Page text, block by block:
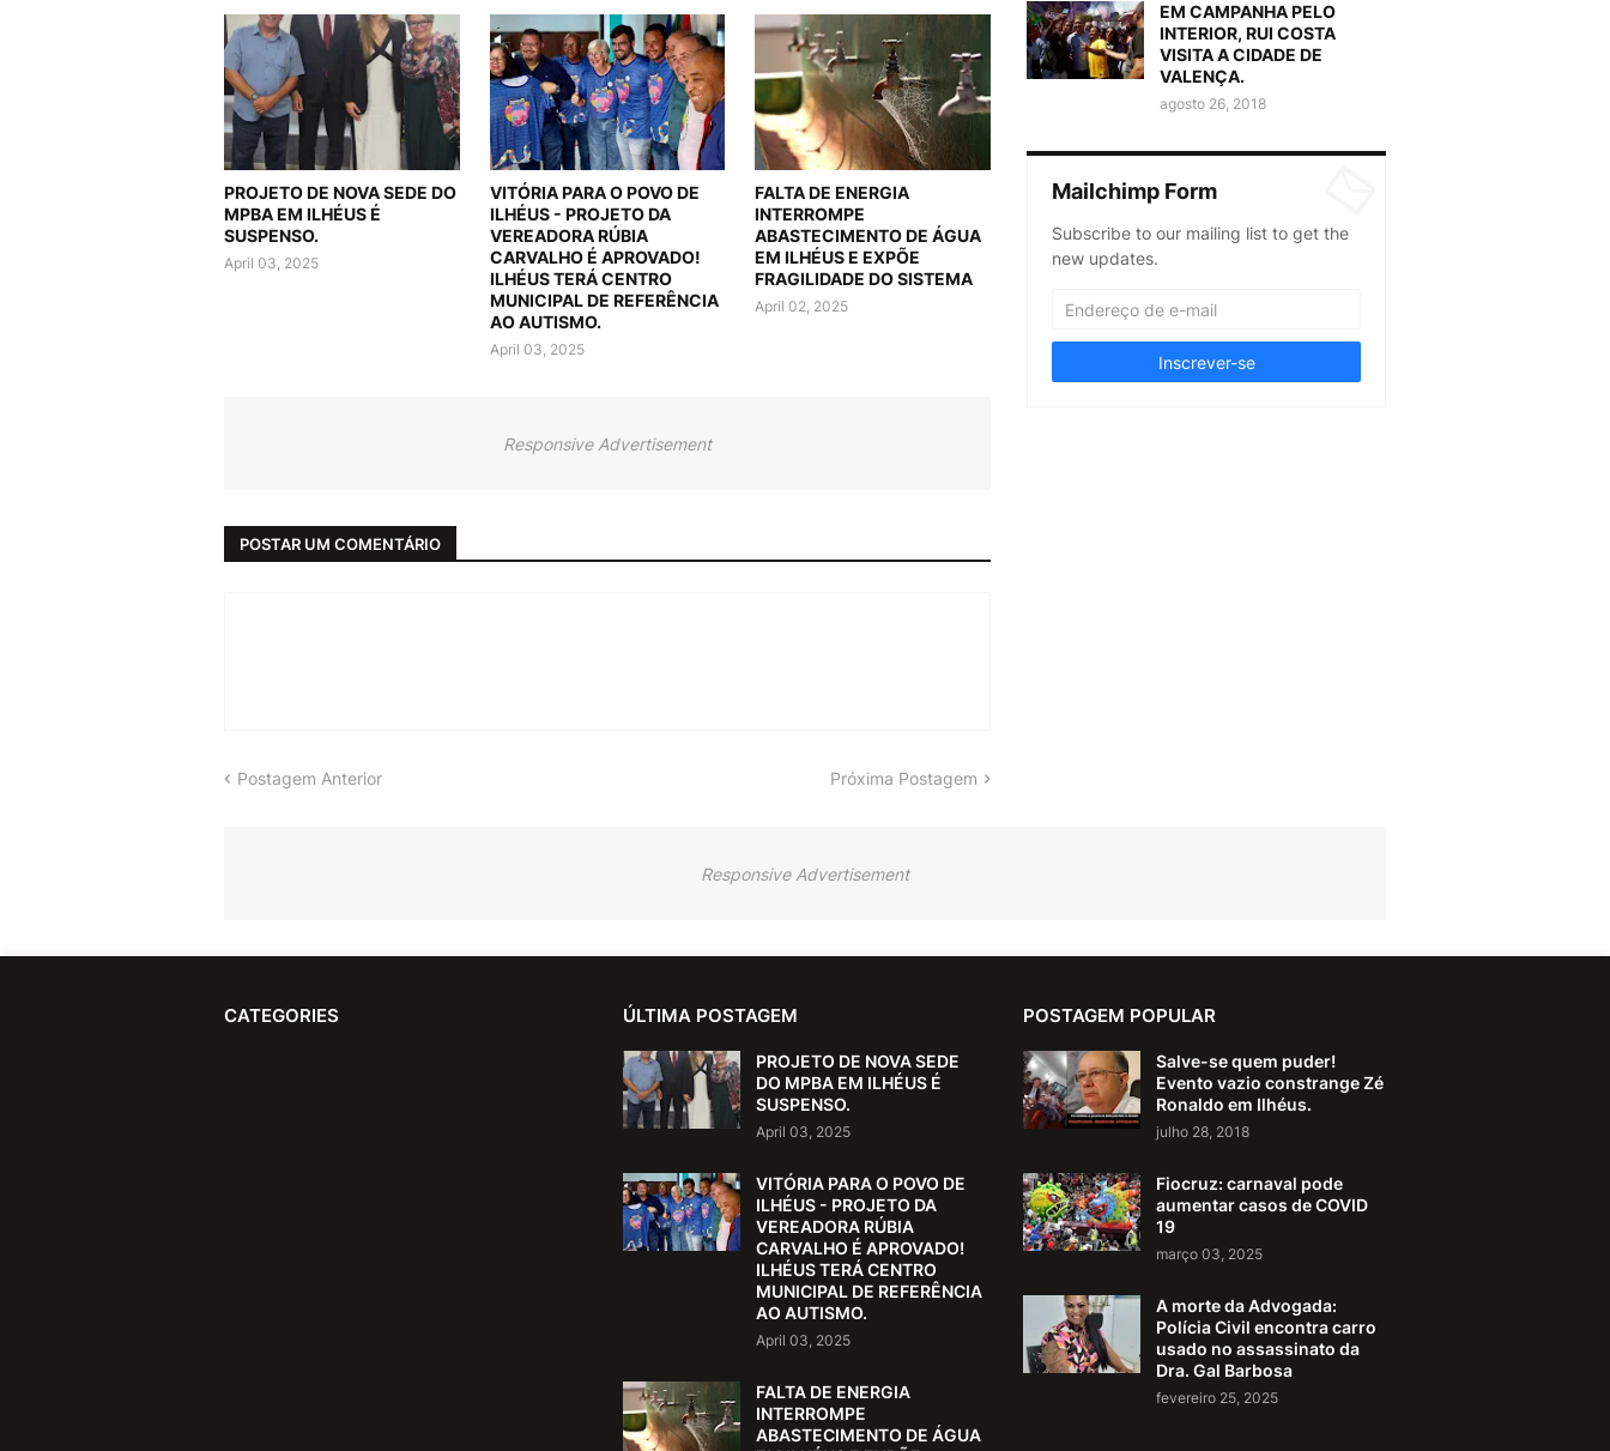
PROJETO DE NOVA SEDE DO
MPBA EM ILHÉUS É
SUSPENSO.
April 03, 2025
VITÓRIA PARA O POVO DE
ILHÉUS - PROJETO DA
VEREADORA RÚBIA
CARVALHO É APROVADO!
ILHÉUS TERÁ CENTRO
MUNICIPAL DE REFERÊNCIA
AO AUTISMO.
April 03, 2025
FALTA DE ENERGIA
INTERROMPE
ABASTECIMENTO DE ÁGUA
EM ILHÉUS E EXPÕE
FRAGILIDADE DO SISTEMA
April 02, 2025
Responsive Advertisement
POSTAR UM COMENTÁRIO
Postagem Anterior Próxima Postagem
EM CAMPANHA PELO
INTERIOR, RUI COSTA
VISITA A CIDADE DE
VALENÇA.
agosto 26, 2018
Mailchimp Form
Subscribe to our mailing list to get the
new updates.
Responsive Advertisement
CATEGORIES ÚLTIMA POSTAGEM
PROJETO DE NOVA SEDE
DO MPBA EM ILHÉUS É
SUSPENSO.
April 03, 2025
VITÓRIA PARA O POVO DE
ILHÉUS - PROJETO DA
VEREADORA RÚBIA
CARVALHO É APROVADO!
ILHÉUS TERÁ CENTRO
MUNICIPAL DE REFERÊNCIA
AO AUTISMO.
April 03, 2025
FALTA DE ENERGIA
INTERROMPE
ABASTECIMENTO DE ÁGUA
POSTAGEM POPULAR
Salve-se quem puder!
Evento vazio constrange Zé
Ronaldo em Ilhéus.
julho 28, 2018
Fiocruz: carnaval pode
aumentar casos de COVID
19
março 03, 2025
A morte da Advogada:
Polícia Civil encontra carro
usado no assassinato da
Dra. Gal Barbosa
fevereiro 25, 2025